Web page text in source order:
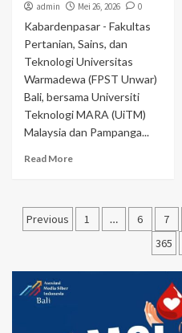
admin Mei 26, 2026 0
Kabardenpasar - Fakultas
Pertanian, Sains, dan
Teknologi Universitas
Warmadewa (FPST Unwar)
Bali, bersama Universiti
Teknologi MARA (UiTM)
Malaysia dan Pampanga...
Read More
Navigasi
Previous 1 … 6 7
365